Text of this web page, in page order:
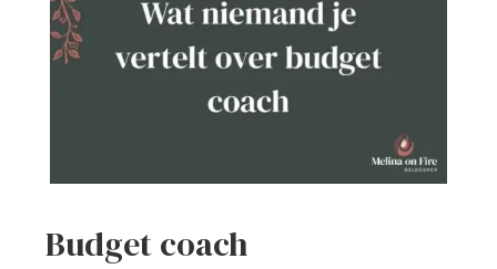
Budget coach